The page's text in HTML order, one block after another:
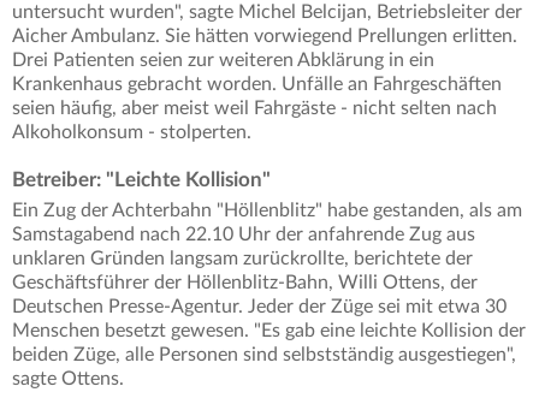
untersucht wurden", sagte Michel Belcijan, Betriebsleiter der
Aicher Ambulanz. Sie hätten vorwiegend Prellungen erlitten.
Drei Patienten seien zur weiteren Abklärung in ein
Krankenhaus gebracht worden. Unfälle an Fahrgeschäften
seien häufig, aber meist weil Fahrgäste - nicht selten nach
Alkoholkonsum - stolperten.
Betreiber: "Leichte Kollision"
Ein Zug der Achterbahn "Höllenblitz" habe gestanden, als am
Samstagabend nach 22.10 Uhr der anfahrende Zug aus
unklaren Gründen langsam zurückrollte, berichtete der
Geschäftsführer der Höllenblitz-Bahn, Willi Ottens, der
Deutschen Presse-Agentur. Jeder der Züge sei mit etwa 30
Menschen besetzt gewesen. "Es gab eine leichte Kollision der
beiden Züge, alle Personen sind selbstständig ausgestiegen",
sagte Ottens.